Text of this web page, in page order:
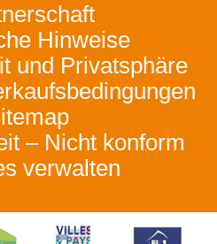
Hinweise
und Privatsphäre
– Nicht konform
verwalten